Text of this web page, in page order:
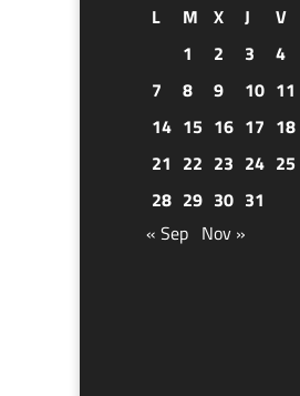
L M X J V
1
2 3 4
7
8 9 10 11
14 15 16 17 18
21 22 23 24 25
28 29 30 31
« Sep Nov »